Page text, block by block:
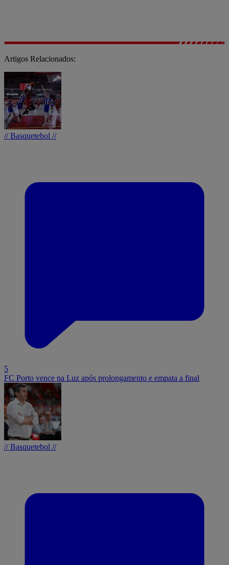
Artigos Relacionados:
// Basquetebol //
5
FC Porto vence na Luz após prolongamento e empata a final
// Basquetebol //